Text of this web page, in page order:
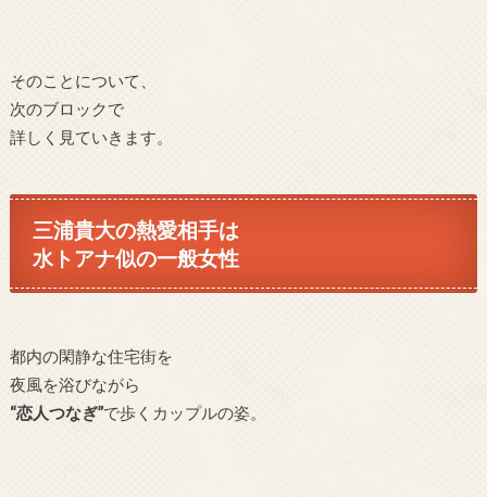
そのことについて、
次のブロックで
詳しく見ていきます。
三浦貴大の熱愛相手は
水トアナ似の一般女性
都内の閑静な住宅街を
夜風を浴びながら
“恋人つなぎ”で歩くカップルの姿。